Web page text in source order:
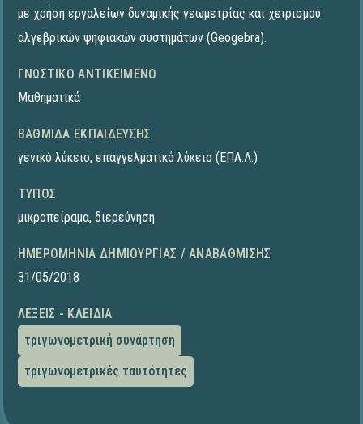
με χρήση εργαλείων δυναμικής γεωμετρίας και χειρισμού
αλγεβρικών ψηφιακών συστημάτων (Geogebra).
ΓΝΩΣΤΙΚΌ ΑΝΤΙΚΕΊΜΕΝΟ
Μαθηματικά
ΒΑΘΜΊΔΑ ΕΚΠΑΊΔΕΥΣΗΣ
γενικό λύκειο, επαγγελματικό λύκειο (ΕΠΑ.Λ.)
ΤΎΠΟΣ
μικροπείραμα, διερεύνηση
ΗΜΕΡΟΜΗΝΊΑ ΔΗΜΙΟΥΡΓΊΑΣ / ΑΝΑΒΆΘΜΙΣΗΣ
31/05/2018
ΛΈΞΕΙΣ - ΚΛΕΙΔΙΆ
τριγωνομετρική συνάρτηση
τριγωνομετρικές ταυτότητες